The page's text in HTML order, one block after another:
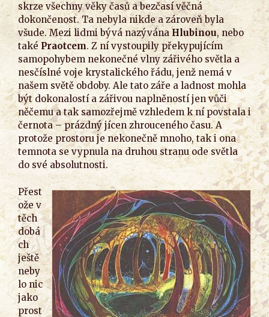
skrze všechny věky časů a bezčasí věčná
dokončenost. Ta nebyla nikde a zároveň byla
všude. Mezi lidmi bývá nazývánaHlubinou, nebo
také Praotcem. Z ní vystoupily překypujícím
samopohybem nekonečné vlny zářivého světla a
nesčíslné voje krystalického řádu, jenž nemá v
našem světě obdoby. Ale tato záře a ladnost mohla
být dokonalostí a zářivou naplněností jen vůči
něčemu a tak samozřejmě vzhledem k ní povstala i
černota – prázdný jícen zhrouceného času. A
protože prostoru je nekonečně mnoho, tak i ona
temnota se vypnula na druhou stranu ode světla
do své absolutnosti.
Přest
ože v
těch
dobá
ch
ještě
neby
lo nic
jako
prost